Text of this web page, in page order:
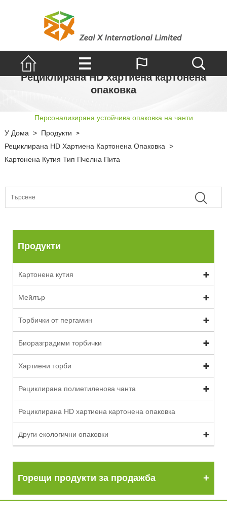
Рециклирана HD хартиена картонена
опаковка
Персонализирана устойчива опаковка на чанти
У Дома > Продукти >
Рециклирана HD Хартиена Картонена Опаковка >
Картонена Кутия Тип Пчелна Пита
Продукти
Картонена кутия
Мейлър
Торбички от пергамин
Биоразградими торбички
Хартиени торби
Рециклирана полиетиленова чанта
Рециклирана HD хартиена картонена опаковка
Други екологични опаковки
Горещи продукти за продажба